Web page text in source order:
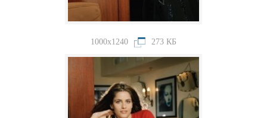
1000x1240 273 КБ